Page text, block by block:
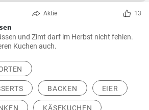
Aktie 13
und Zimt darf im Herbst nicht fehlen.
Kuchen auch.
BACKEN EIER
KÄSEKUCHEN